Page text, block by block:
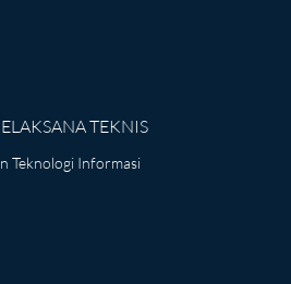
TEKNIS
Teknologi Informasi